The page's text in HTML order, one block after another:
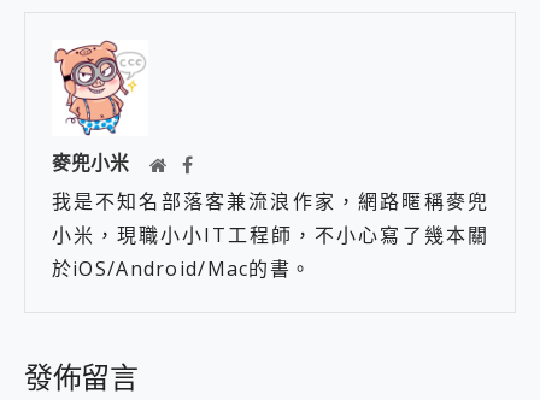
麥兜小米
我是不知名部落客兼流浪作家，網路暱稱麥兜
小米，現職小小IT工程師，不小心寫了幾本關
於iOS/Android/Mac的書。
發佈留言